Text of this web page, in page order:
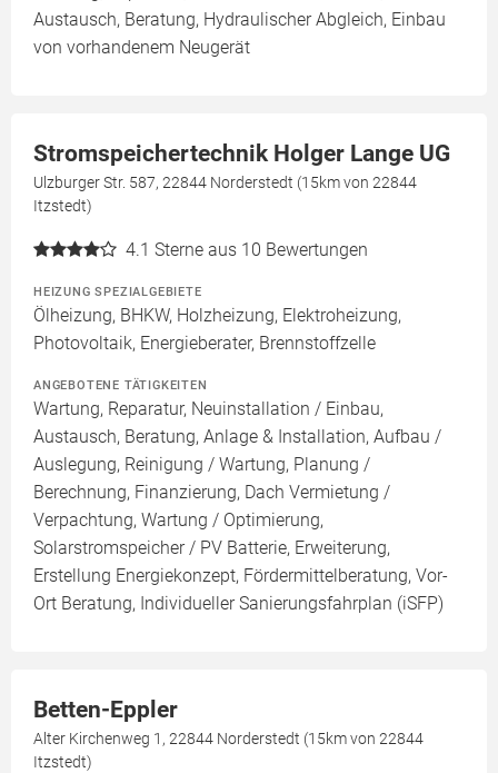
Austausch, Beratung, Hydraulischer Abgleich, Einbau
von vorhandenem Neugerät
Stromspeichertechnik Holger Lange UG
Ulzburger Str. 587, 22844 Norderstedt (15km von 22844
Itzstedt)
4.1 Sterne aus 10 Bewertungen
HEIZUNG SPEZIALGEBIETE
Ölheizung, BHKW, Holzheizung, Elektroheizung,
Photovoltaik, Energieberater, Brennstoffzelle
ANGEBOTENE TÄTIGKEITEN
Wartung, Reparatur, Neuinstallation / Einbau,
Austausch, Beratung, Anlage & Installation, Aufbau /
Auslegung, Reinigung / Wartung, Planung /
Berechnung, Finanzierung, Dach Vermietung /
Verpachtung, Wartung / Optimierung,
Solarstromspeicher / PV Batterie, Erweiterung,
Erstellung Energiekonzept, Fördermittelberatung, Vor-
Ort Beratung, Individueller Sanierungsfahrplan (iSFP)
Betten-Eppler
Alter Kirchenweg 1, 22844 Norderstedt (15km von 22844
Itzstedt)